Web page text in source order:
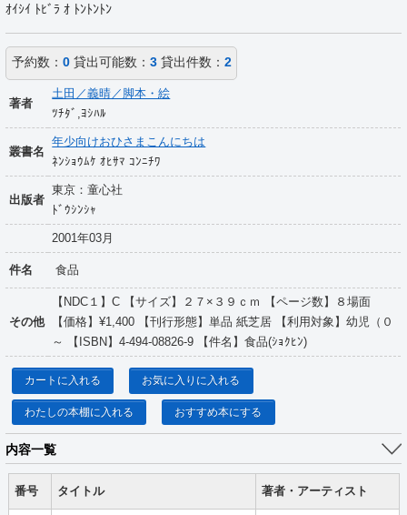
ｵｲｼｲ ﾄﾋﾞﾗ ｵ ﾄﾝﾄﾝﾄﾝ
予約数： 0貸出可能数： 3貸出件数： 2
著者
土田／義晴／脚本・絵
ﾂﾁﾀﾞ,ﾖｼﾊﾙ
叢書名
年少向けおひさまこんにちは
ﾈﾝｼｮｳﾑｹ ｵﾋｻﾏ ｺﾝﾆﾁﾜ
出版者
東京：童心社
ﾄﾞｳｼﾝｼｬ
2001年03月
件名 食品
その他
【NDC１】C 【サイズ】２７×３９ｃｍ 【ページ数】８場面
【価格】¥1,400 【刊行形態】単品 紙芝居 【利用対象】幼児（０
～ 【ISBN】4-494-08826-9 【件名】食品(ｼｮｸﾋﾝ)
カートに入れる お気に入りに入れる
わたしの本棚に入れる おすすめ本にする
内容一覧
番号 タイトル 著者・アーティスト